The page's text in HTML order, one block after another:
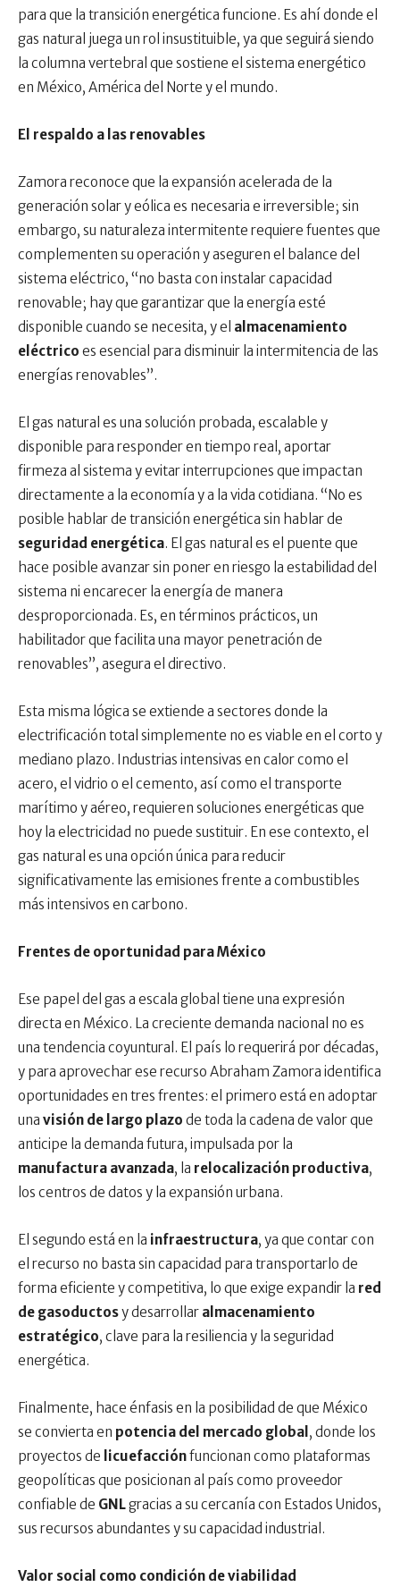
para que la transición energética funcione. Es ahí donde el
gas natural juega un rol insustituible, ya que seguirá siendo
la columna vertebral que sostiene el sistema energético
en México, América del Norte y el mundo.
El respaldo a las renovables
Zamora reconoce que la expansión acelerada de la
generación solar y eólica es necesaria e irreversible; sin
embargo, su naturaleza intermitente requiere fuentes que
complementen su operación y aseguren el balance del
sistema eléctrico, “no basta con instalar capacidad
renovable; hay que garantizar que la energía esté
disponible cuando se necesita, y el almacenamiento
eléctrico es esencial para disminuir la intermitencia de las
energías renovables”.
El gas natural es una solución probada, escalable y
disponible para responder en tiempo real, aportar
firmeza al sistema y evitar interrupciones que impactan
directamente a la economía y a la vida cotidiana. “No es
posible hablar de transición energética sin hablar de
seguridad energética. El gas natural es el puente que
hace posible avanzar sin poner en riesgo la estabilidad del
sistema ni encarecer la energía de manera
desproporcionada. Es, en términos prácticos, un
habilitador que facilita una mayor penetración de
renovables”, asegura el directivo.
Esta misma lógica se extiende a sectores donde la
electrificación total simplemente no es viable en el corto y
mediano plazo. Industrias intensivas en calor como el
acero, el vidrio o el cemento, así como el transporte
marítimo y aéreo, requieren soluciones energéticas que
hoy la electricidad no puede sustituir. En ese contexto, el
gas natural es una opción única para reducir
significativamente las emisiones frente a combustibles
más intensivos en carbono.
Frentes de oportunidad para México
Ese papel del gas a escala global tiene una expresión
directa en México. La creciente demanda nacional no es
una tendencia coyuntural. El país lo requerirá por décadas,
y para aprovechar ese recurso Abraham Zamora identifica
oportunidades en tres frentes: el primero está en adoptar
una visión de largo plazo de toda la cadena de valor que
anticipe la demanda futura, impulsada por la
manufactura avanzada, la relocalización productiva,
los centros de datos y la expansión urbana.
El segundo está en la infraestructura, ya que contar con
el recurso no basta sin capacidad para transportarlo de
forma eficiente y competitiva, lo que exige expandir la red
de gasoductosy desarrollar almacenamiento
estratégico, clave para la resiliencia y la seguridad
energética.
Finalmente, hace énfasis en la posibilidad de que México
se convierta en potencia del mercado global , donde los
proyectos de licuefacciónfuncionan como plataformas
geopolíticas que posicionan al país como proveedor
confiable de GNLgracias a su cercanía con Estados Unidos,
sus recursos abundantes y su capacidad industrial.
Valor social como condición de viabilidad